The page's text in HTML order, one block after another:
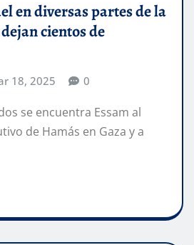
en diversas partes de la
cientos de
18, 2025 0
se encuentra Essam al
de Hamás en Gaza y a